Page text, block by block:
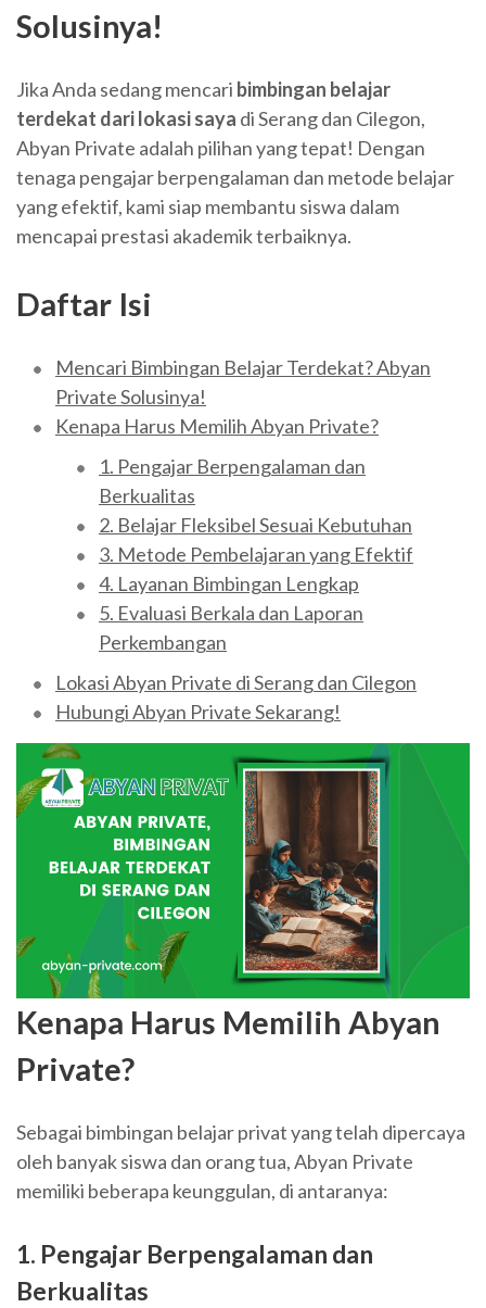
Solusinya!
Jika Anda sedang mencari bimbingan belajar
terdekat dari lokasi saya di Serang dan Cilegon,
Abyan Private adalah pilihan yang tepat! Dengan
tenaga pengajar berpengalaman dan metode belajar
yang efektif, kami siap membantu siswa dalam
mencapai prestasi akademik terbaiknya.
Daftar Isi
Mencari Bimbingan Belajar Terdekat? Abyan
Private Solusinya!
Kenapa Harus Memilih Abyan Private?
1. Pengajar Berpengalaman dan
Berkualitas
2. Belajar Fleksibel Sesuai Kebutuhan
3. Metode Pembelajaran yang Efektif
4. Layanan Bimbingan Lengkap
5. Evaluasi Berkala dan Laporan
Perkembangan
Lokasi Abyan Private di Serang dan Cilegon
Hubungi Abyan Private Sekarang!
Kenapa Harus Memilih Abyan
Private?
Sebagai bimbingan belajar privat yang telah dipercaya
oleh banyak siswa dan orang tua, Abyan Private
memiliki beberapa keunggulan, di antaranya:
1. Pengajar Berpengalaman dan
Berkualitas